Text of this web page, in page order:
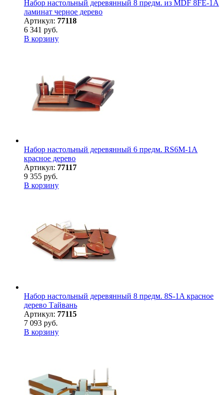
Набор настольный деревянный 8 предм. из MDF 8FE-1A
ламинат черное дерево
Артикул: 77118
6 341 руб.
В корзину
Набор настольный деревянный 6 предм. RS6M-1A
красное дерево
Артикул: 77117
9 355 руб.
В корзину
Набор настольный деревянный 8 предм. 8S-1A красное
дерево Тайвань
Артикул: 77115
7 093 руб.
В корзину